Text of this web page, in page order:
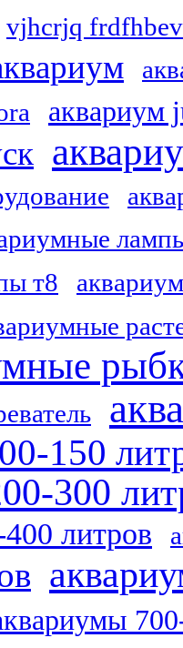
vjhcrjq frdfhbev
аквариум
т8
150
300
литров